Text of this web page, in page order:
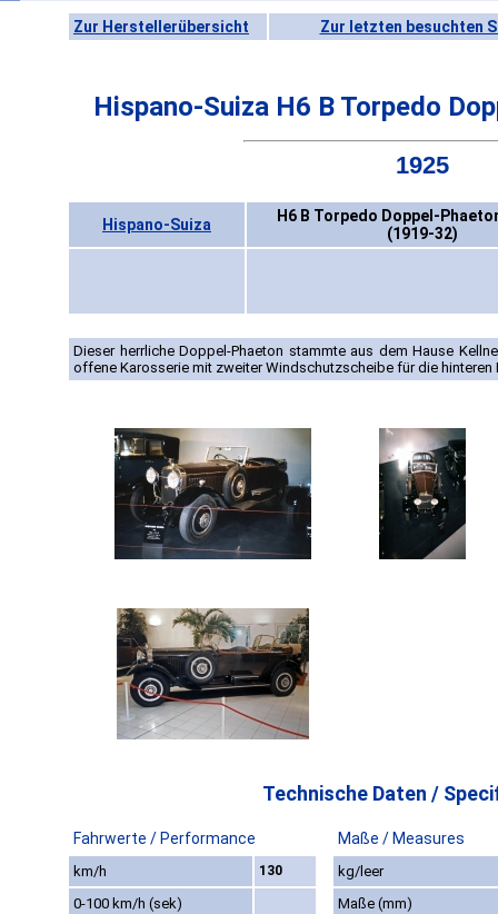
Zur Herstellerübersicht Zur letzten besuchten
Hispano-Suiza H6 B Torpedo
1925
Hispano-Suiza
H6 B Torpedo Doppel-
(1919-32)
Dieser herrliche Doppel-Phaeton stammte aus dem Hause
offene Karosserie mit zweiter Windschutzscheibe für die hinteren
Technische Daten /
Fahrwerte / Performance Maße / Measures
km/h 130
kg/leer
0-100 km/h (sek)
Maße (mm)